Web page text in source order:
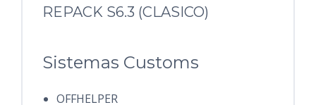
REPACK S6.3 (CLASICO)
Sistemas Customs
OFFHELPER